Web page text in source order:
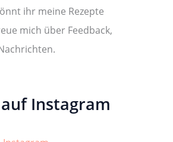
ihr meine Rezepte
mich über Feedback,
Instagram